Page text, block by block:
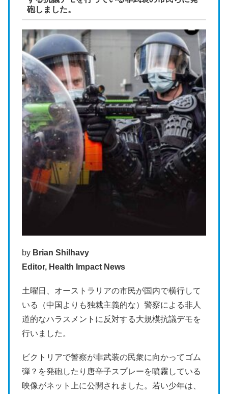
砲しました。
by Brian Shilhavy
Editor, Health Impact News
土曜日、オーストラリアの市民が国内で横行して
いる（中国よりも独裁主義的な）警察による非人
道的なハラスメントに反対する大規模抗議デモを
行いました。
ビクトリアで警察が非武装の民衆に向かってゴム
弾？を発砲したり唐辛子スプレーを噴霧している
映像がネット上に公開されました。若い少年は、